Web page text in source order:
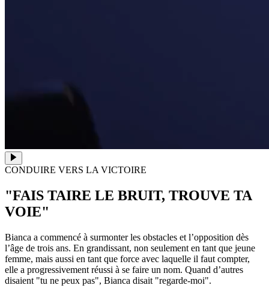
CONDUIRE VERS LA VICTOIRE
"FAIS TAIRE LE BRUIT, TROUVE TA
VOIE"
Bianca a commencé à surmonter les obstacles et l’opposition dès
l’âge de trois ans. En grandissant, non seulement en tant que jeune
femme, mais aussi en tant que force avec laquelle il faut compter,
elle a progressivement réussi à se faire un nom. Quand d’autres
disaient "tu ne peux pas", Bianca disait "regarde-moi".